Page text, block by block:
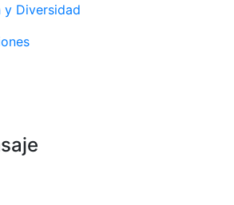
y Diversidad